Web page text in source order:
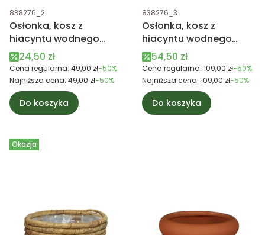
Kod produktu
838276_2
Osłonka, kosz z
hiacyntu wodnego
mała ciemna brązowa
Cena promocyjna
24,50 zł
Cena regularna: 49,00 zł-50%
Najniższa cena: 49,00 zł-50%
Do koszyka
Kod produktu
838276_3
Osłonka, kosz z
hiacyntu wodnego
duża brązowa
Cena promocyjna
54,50 zł
Cena regularna: 109,00 zł-50%
Najniższa cena: 109,00 zł-50%
Do koszyka
Okazja